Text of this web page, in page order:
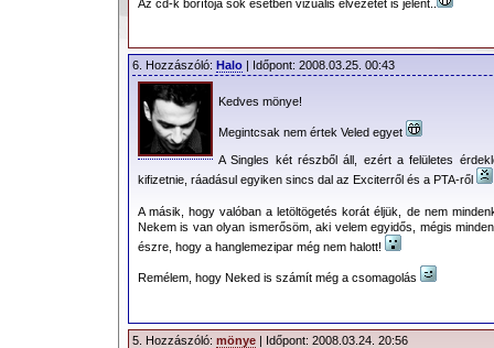
Az cd-k borítója sok esetben vizuális élvezetet is jelent..
6. Hozzászóló: Halo | Időpont: 2008.03.25. 00:43
Kedves mönye!
Megintcsak nem értek Veled egyet
A Singles két részből áll, ezért a felületes
kifizetnie, ráadásul egyiken sincs dal az Exciterről és a PTA-ről
A másik, hogy valóban a letöltögetés korát éljük, de nem
Nekem is van olyan ismerősöm, aki velem egyidős, mégis
észre, hogy a hanglemezipar még nem halott!
Remélem, hogy Neked is számít még a csomagolás
5. Hozzászóló: mönye | Időpont: 2008.03.24. 20:56